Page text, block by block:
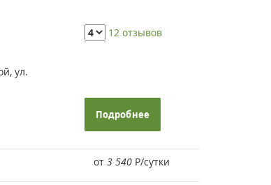
ул.
12 отзывов
Подробнее
от 3 540 Р/сутки